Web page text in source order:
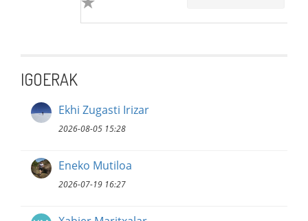
IGOERAK
Ekhi Zugasti Irizar
2026-08-05 15:28
Eneko Mutiloa
2026-07-19 16:27